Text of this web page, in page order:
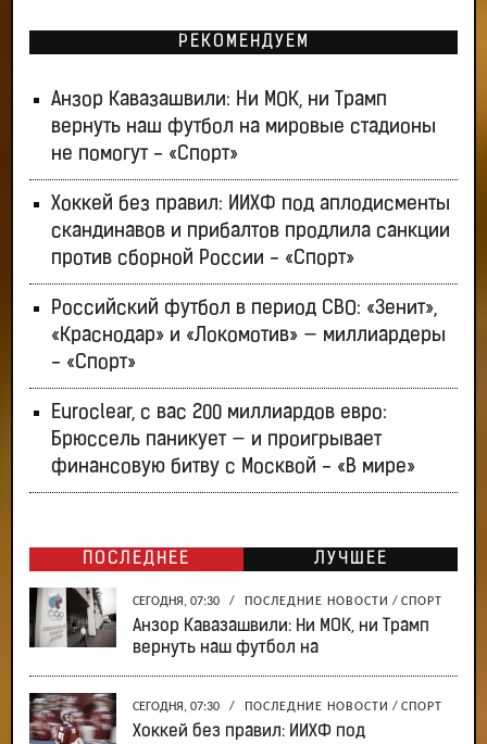
РЕКОМЕНДУЕМ
Анзор Кавазашвили: Ни МОК, ни Трамп
вернуть наш футбол на мировые стадионы
не помогут - «Спорт»
Хоккей без правил: ИИХФ под аплодисменты
скандинавов и прибалтов продлила санкции
против сборной России - «Спорт»
Российский футбол в период СВО: «Зенит»,
«Краснодар» и «Локомотив» — миллиардеры
- «Спорт»
Euroclear, с вас 200 миллиардов евро:
Брюссель паникует — и проигрывает
финансовую битву с Москвой - «В мире»
ПОСЛЕДНЕЕ ЛУЧШЕЕ
СЕГОДНЯ, 07:30 / ПОСЛЕДНИЕ НОВОСТИ / СПОРТ
Анзор Кавазашвили: Ни МОК, ни Трамп
вернуть наш футбол на
СЕГОДНЯ, 07:30 / ПОСЛЕДНИЕ НОВОСТИ / СПОРТ
Хоккей без правил: ИИХФ под